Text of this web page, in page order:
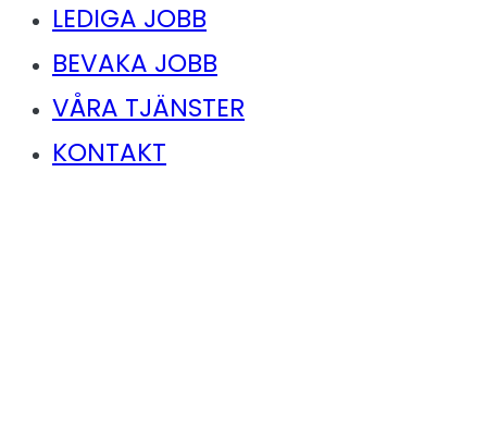
LEDIGA JOBB
BEVAKA JOBB
VÅRA TJÄNSTER
KONTAKT